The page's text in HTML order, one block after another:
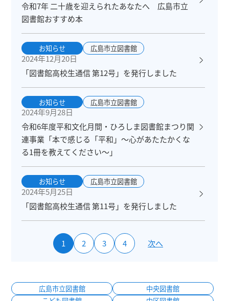
令和7年 二十歳を迎えられたあなたへ 広島市立
図書館おすすめ本
お知らせ 広島市立図書館
2024年12月20日
「図書館高校生通信 第12号」を発行しました
お知らせ 広島市立図書館
2024年9月28日
令和6年度平和文化月間・ひろしま図書館まつり関
連事業「本で感じる「平和」～心があたたかくな
る1冊を教えてください～」
お知らせ 広島市立図書館
2024年5月25日
「図書館高校生通信 第11号」を発行しました
1 2 3 4 次へ
広島市立図書館
中央図書館